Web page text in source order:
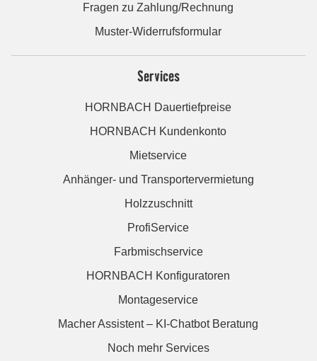
Fragen zu Zahlung/Rechnung
Muster-Widerrufsformular
Services
HORNBACH Dauertiefpreise
HORNBACH Kundenkonto
Mietservice
Anhänger- und Transportervermietung
Holzzuschnitt
ProfiService
Farbmischservice
HORNBACH Konfiguratoren
Montageservice
Macher Assistent – KI-Chatbot Beratung
Noch mehr Services